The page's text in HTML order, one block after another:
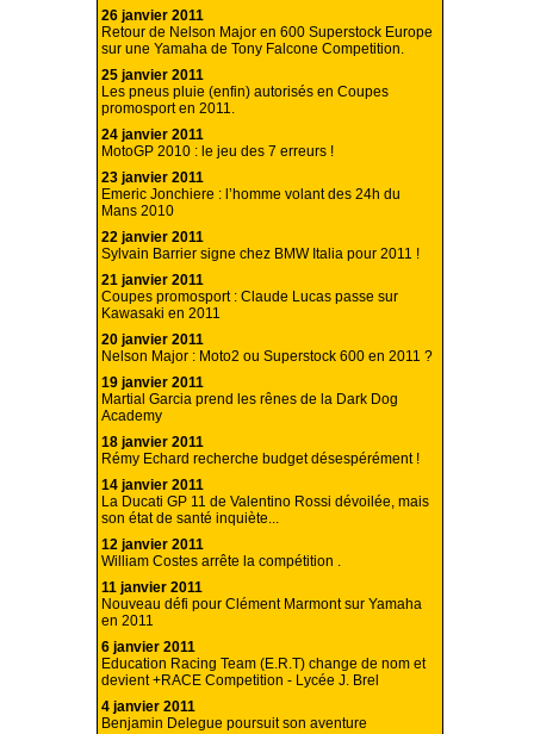
26 janvier 2011
Retour de Nelson Major en 600 Superstock Europe
sur une Yamaha de Tony Falcone Competition.
25 janvier 2011
Les pneus pluie (enfin) autorisés en Coupes
promosport en 2011.
24 janvier 2011
MotoGP 2010 : le jeu des 7 erreurs !
23 janvier 2011
Emeric Jonchiere : l’homme volant des 24h du
Mans 2010
22 janvier 2011
Sylvain Barrier signe chez BMW Italia pour 2011 !
21 janvier 2011
Coupes promosport : Claude Lucas passe sur
Kawasaki en 2011
20 janvier 2011
Nelson Major : Moto2 ou Superstock 600 en 2011 ?
19 janvier 2011
Martial Garcia prend les rênes de la Dark Dog
Academy
18 janvier 2011
Rémy Echard recherche budget désespérément !
14 janvier 2011
La Ducati GP 11 de Valentino Rossi dévoilée, mais
son état de santé inquiète...
12 janvier 2011
William Costes arrête la compétition .
11 janvier 2011
Nouveau défi pour Clément Marmont sur Yamaha
en 2011
6 janvier 2011
Education Racing Team (E.R.T) change de nom et
devient +RACE Competition - Lycée J. Brel
4 janvier 2011
Benjamin Delegue poursuit son aventure